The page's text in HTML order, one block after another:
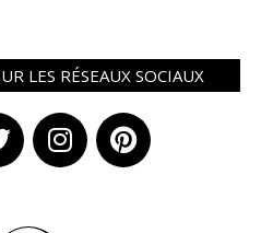
LES RÉSEAUX SOCIAUX